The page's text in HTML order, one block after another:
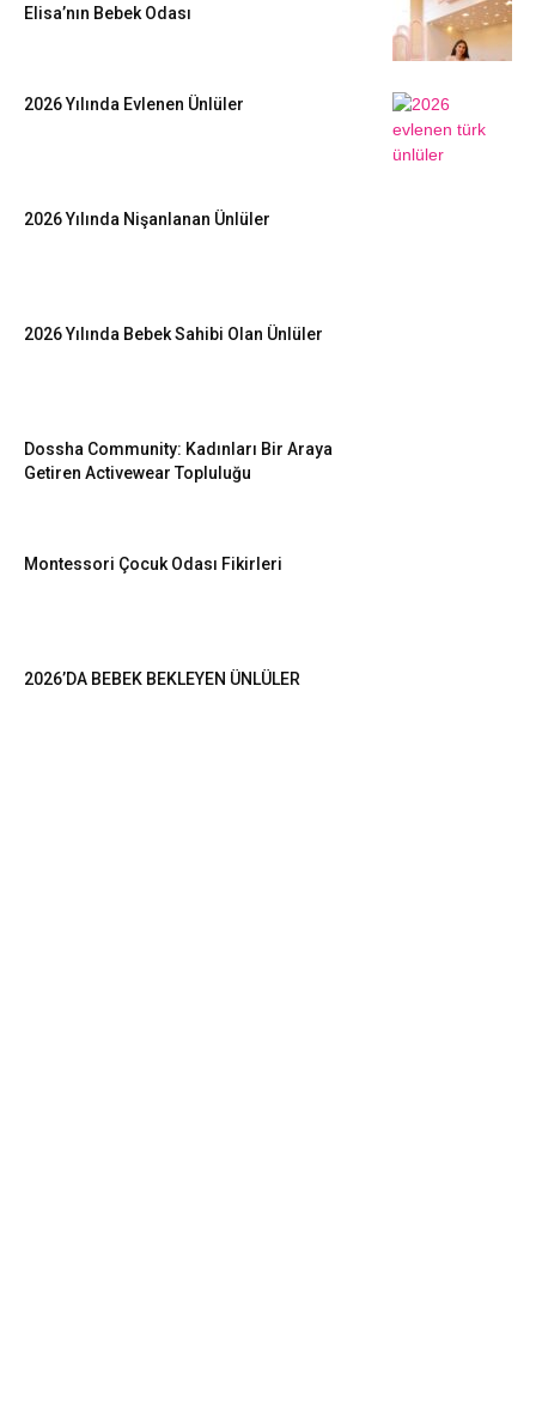
Elisa’nın Bebek Odası
2026 Yılında Evlenen Ünlüler
2026 Yılında Nişanlanan Ünlüler
2026 Yılında Bebek Sahibi Olan Ünlüler
Dossha Community: Kadınları Bir Araya
Getiren Activewear Topluluğu
Montessori Çocuk Odası Fikirleri
2026’DA BEBEK BEKLEYEN ÜNLÜLER